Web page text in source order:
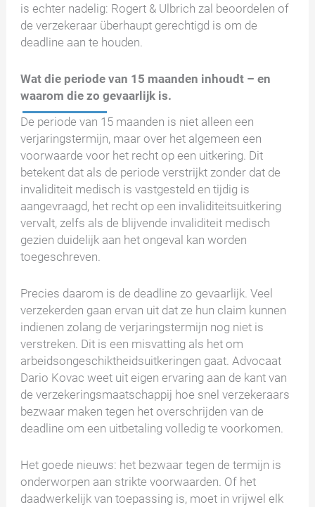
is echter nadelig: Rogert & Ulbrich zal beoordelen of
de verzekeraar überhaupt gerechtigd is om de
deadline aan te houden.
Wat die periode van 15 maanden inhoudt – en
waarom die zo gevaarlijk is.
De periode van 15 maanden is niet alleen een
verjaringstermijn, maar over het algemeen een
voorwaarde voor het recht op een uitkering. Dit
betekent dat als de periode verstrijkt zonder dat de
invaliditeit medisch is vastgesteld en tijdig is
aangevraagd, het recht op een invaliditeitsuitkering
vervalt, zelfs als de blijvende invaliditeit medisch
gezien duidelijk aan het ongeval kan worden
toegeschreven.
Precies daarom is de deadline zo gevaarlijk. Veel
verzekerden gaan ervan uit dat ze hun claim kunnen
indienen zolang de verjaringstermijn nog niet is
verstreken. Dit is een misvatting als het om
arbeidsongeschiktheidsuitkeringen gaat. Advocaat
Dario Kovac weet uit eigen ervaring aan de kant van
de verzekeringsmaatschappij hoe snel verzekeraars
bezwaar maken tegen het overschrijden van de
deadline om een uitbetaling volledig te voorkomen.
Het goede nieuws: het bezwaar tegen de termijn is
onderworpen aan strikte voorwaarden. Of het
daadwerkelijk van toepassing is, moet in vrijwel elk